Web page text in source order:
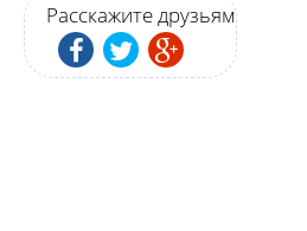
Расскажите друзьям